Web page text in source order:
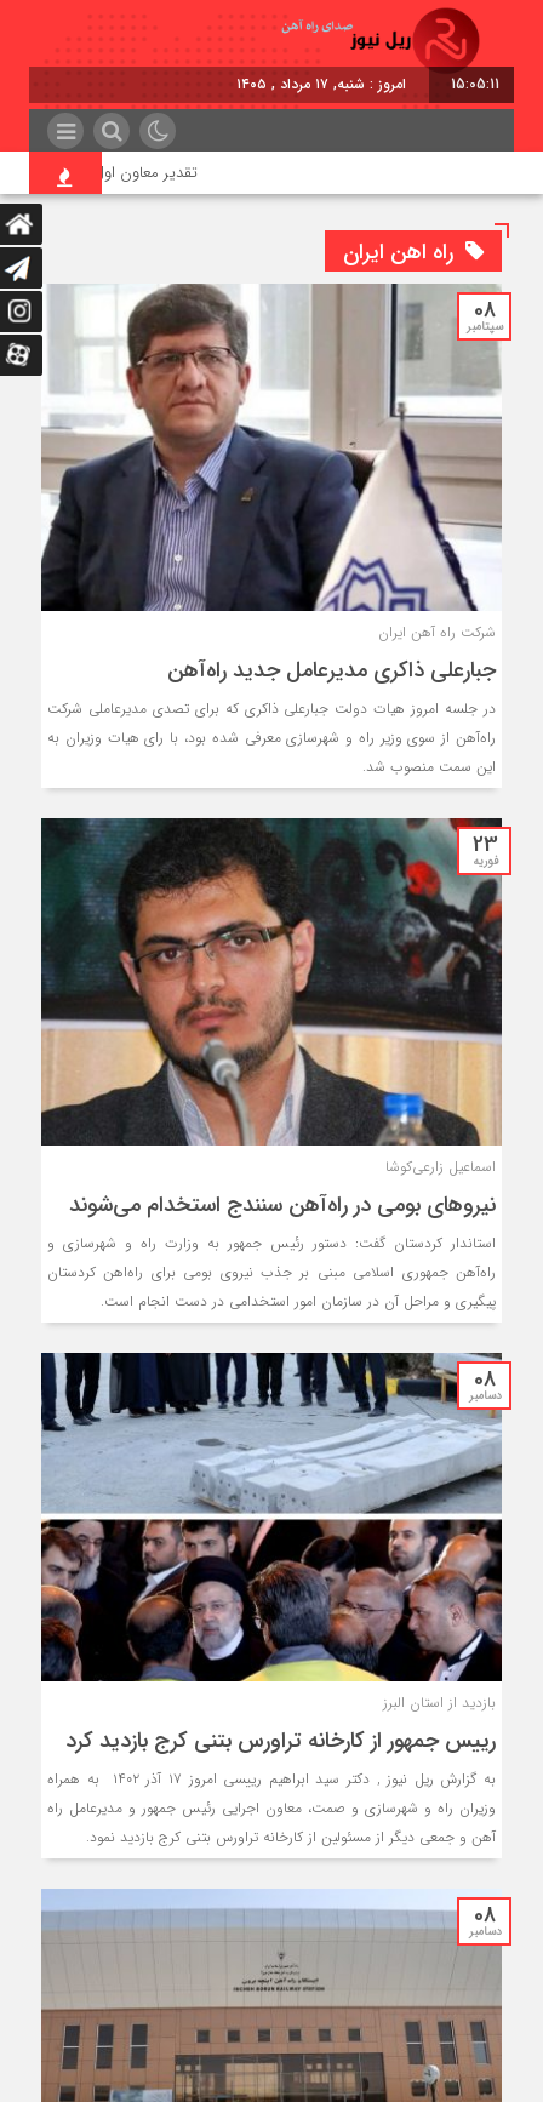
15:05:13 برابر با : Saturday - 8 August - 2026
تقدیر معاون اول رئیس‌جمهور از مدیرعامل
راه اهن ایران
08
سپتامبر
شرکت راه آهن ایران
جبارعلی ذاکری مدیرعامل جدید راه‌آهن
در جلسه امروز هیات دولت جبارعلی ذاکری که برای تصدی مدیرعاملی شرکت
راه‌آهن از سوی وزیر راه و شهرسازی معرفی شده بود، با رای هیات وزیران به
این سمت منصوب شد.
23
فوریه
اسماعیل زارعی‌کوشا
نیروهای بومی در راه‌آهن سنندج استخدام می‌شوند
استاندار کردستان گفت: دستور رئیس جمهور به وزارت راه و شهرسازی و
راه‌آهن جمهوری اسلامی مبنی بر جذب نیروی بومی برای راه‌اهن کردستان
پیگیری و مراحل آن در سازمان امور استخدامی در دست انجام است.
08
دسامبر
بازدید از استان البرز
رییس جمهور از کارخانه تراورس بتنی کرج بازدید کرد
به گزارش ریل نیوز , دکتر سید ابراهیم رییسی امروز ۱۷ آذر ۱۴۰۲ به همراه
وزیران راه و شهرسازی و صمت، معاون اجرایی رئیس جمهور و مدیرعامل راه
آهن و جمعی دیگر از مسئولین از کارخانه تراورس بتنی کرج بازدید نمود.
08
دسامبر